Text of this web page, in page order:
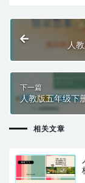
人
下一篇
人教版五年级下
相关文章